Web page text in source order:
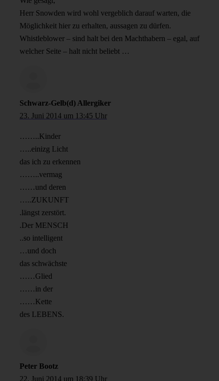
Herr Snowden wird wohl vergeblich darauf warten, die
Möglichkeit hier zu erhalten, aussagen zu dürfen.
Whistleblower – sind halt bei den Machthabern – egal, auf
welcher Seite – halt nicht beliebt …
Schwarz-Gelb(d) Allergiker
23. Juni 2014 um 13:45 Uhr
……..Kinder
…..einizg Licht
das ich zu erkennen
……..vermag
……und deren
…..ZUKUNFT
.längst zerstört.
.Der MENSCH
..so intelligent
…und doch
das schwächste
……Glied
……in der
……Kette
des LEBENS.
Peter Bootz
22. Juni 2014 um 18:39 Uhr